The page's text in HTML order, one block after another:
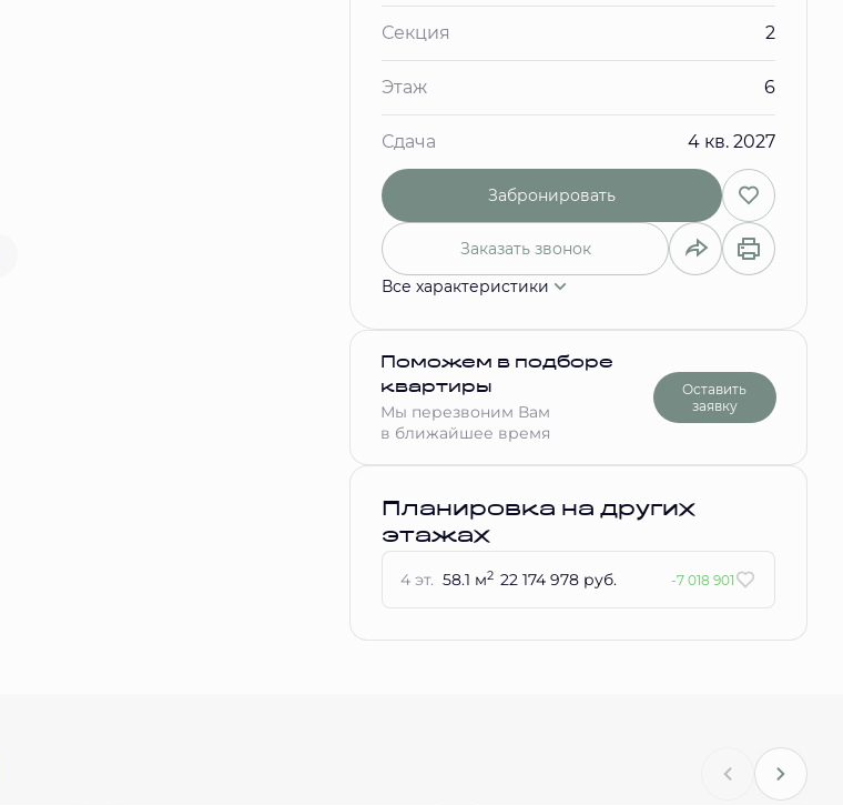
Секция 2
Этаж 6
Сдача 4 кв. 2027
Забронировать
Заказать звонок
Все характеристики
Поможем в подборе
квартиры
Мы перезвоним Вам
в ближайшее время
Оставить
заявку
Планировка на других
этажах
4 эт. 58.1 м2 22 174 978 руб. -7 018 901